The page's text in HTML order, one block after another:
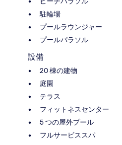
駐輪場
プールラウンジャー
プールパラソル
設備
20 棟の建物
庭園
テラス
フィットネスセンター
5 つの屋外プール
フルサービススパ